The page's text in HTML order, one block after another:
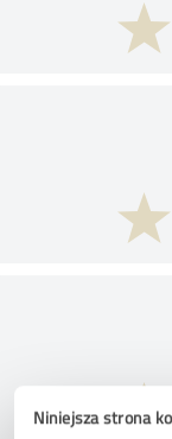
Niniejsza strona